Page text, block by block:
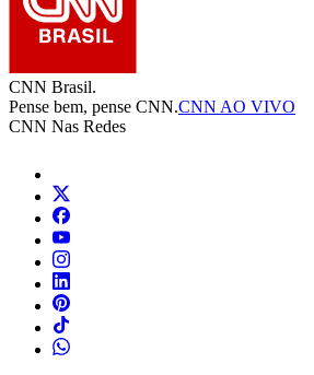
CNN Brasil.
Pense bem, pense CNN.CNN AO VIVO
CNN Nas Redes